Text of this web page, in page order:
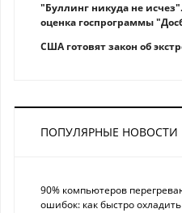
"Буллинг никуда не
оценка госпрограммы
США готовят закон об
ПОПУЛЯРНЫЕ НОВОСТИ
90% компьютеров
ошибок: как быстро